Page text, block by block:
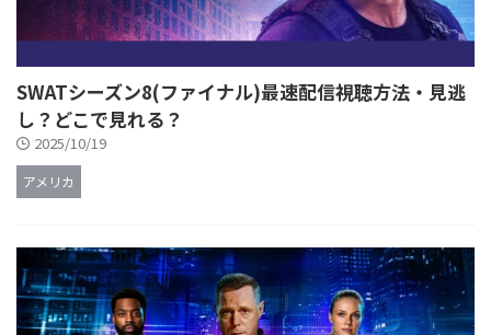
SWATシーズン8(ファイナル)最速配信視聴方法・見逃
し？どこで見れる？
2025/10/19
アメリカ